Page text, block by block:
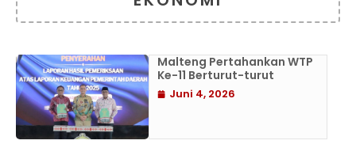
Malteng Pertahankan WTP
Ke-11 Berturut-turut
Juni 4, 2026